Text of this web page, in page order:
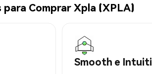
Comprar Xpla (XPLA)
Smooth e